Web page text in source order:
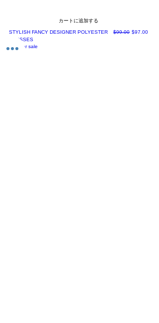
カートに追加する
STYLISH FANCY DESIGNER POLYESTER
DRESSES
通常価格
$99.00 セール価格
$97.00
summer sale